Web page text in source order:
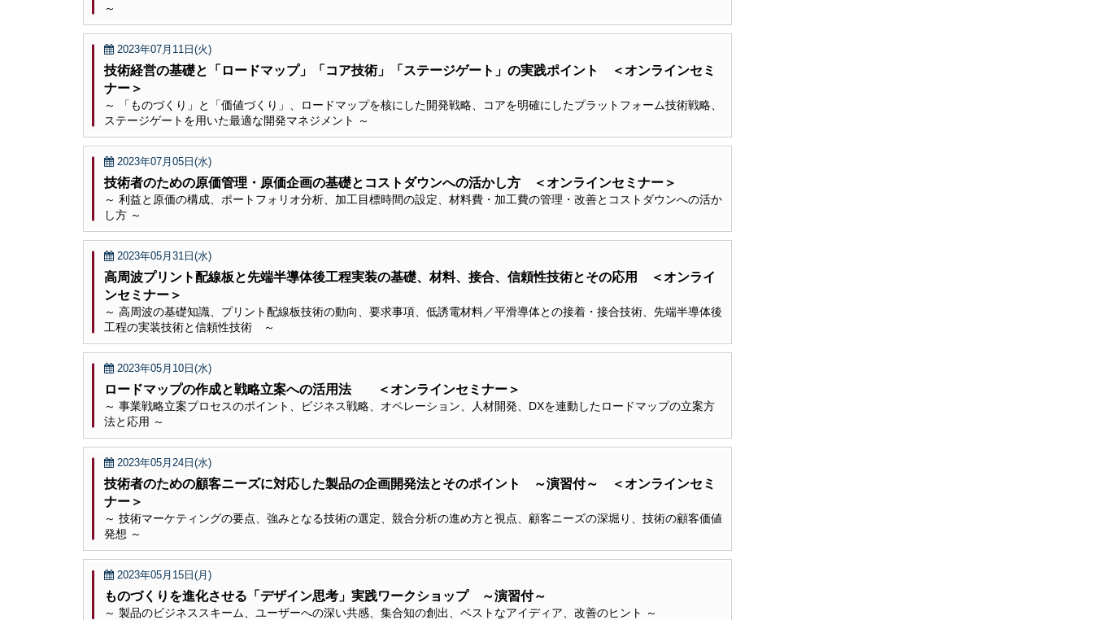
～
2023年07月11日(火)
技術経営の基礎と「ロードマップ」「コア技術」「ステージゲート」の実践ポイント ＜オンラインセミ
ナー＞
～ 「ものづくり」と「価値づくり」、ロードマップを核にした開発戦略、コアを明確にしたプラットフォーム技術戦略、
ステージゲートを用いた最適な開発マネジメント ～
2023年07月05日(水)
技術者のための原価管理・原価企画の基礎とコストダウンへの活かし方 ＜オンラインセミナー＞
～ 利益と原価の構成、ポートフォリオ分析、加工目標時間の設定、材料費・加工費の管理・改善とコストダウンへの活か
し方 ～
2023年05月31日(水)
高周波プリント配線板と先端半導体後工程実装の基礎、材料、接合、信頼性技術とその応用 ＜オンライ
ンセミナー＞
～ 高周波の基礎知識、プリント配線板技術の動向、要求事項、低誘電材料／平滑導体との接着・接合技術、先端半導体後
工程の実装技術と信頼性技術 ～
2023年05月10日(水)
ロードマップの作成と戦略立案への活用法 ＜オンラインセミナー＞
～ 事業戦略立案プロセスのポイント、ビジネス戦略、オペレーション、人材開発、DXを連動したロードマップの立案方
法と応用 ～
2023年05月24日(水)
技術者のための顧客ニーズに対応した製品の企画開発法とそのポイント ～演習付～ ＜オンラインセミ
ナー＞
～ 技術マーケティングの要点、強みとなる技術の選定、競合分析の進め方と視点、顧客ニーズの深堀り、技術の顧客価値
発想 ～
2023年05月15日(月)
ものづくりを進化させる「デザイン思考」実践ワークショップ ～演習付～
～ 製品のビジネススキーム、ユーザーへの深い共感、集合知の創出、ベストなアイディア、改善のヒント ～